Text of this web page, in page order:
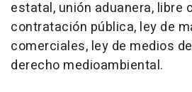
estatal, unión aduanera, libre
contratación pública, ley de
comerciales, ley de medios
derecho medioambiental.